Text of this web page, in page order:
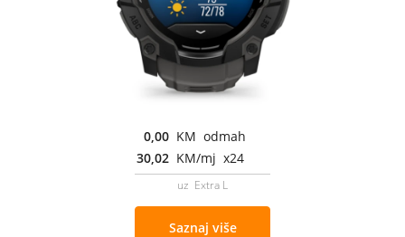
0,00 KM odmah
30,02 KM/mj x24
uz Extra L
Saznaj više